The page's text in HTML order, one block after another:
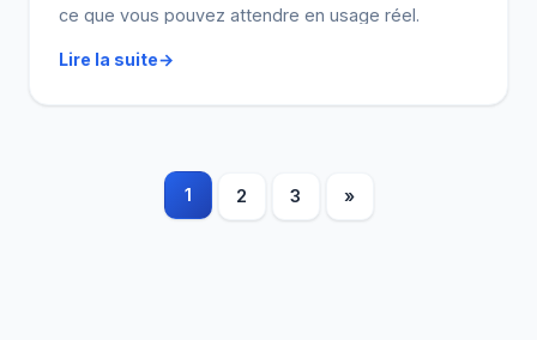
ce que vous pouvez attendre en usage réel.
retours (avec tolérance d’abord) et estimer le
Lire la suite
Pagination
1 2 3 »